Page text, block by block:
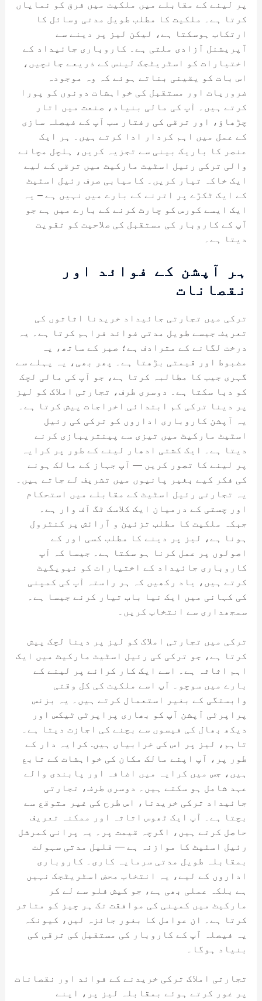
پر لینے کے مقابلے میں ملکیت میں فرق کو نمایاں
کرتا ہے۔ ملکیت کا مطلب طویل مدتی وسائل کا
ارتکاب ہوسکتا ہے، لیکن لیز پر دینے سے
آپریشنل آزادی ملتی ہے۔ کاروباری جائیداد کے
اختیارات کو اسٹریٹجک لینس کے ذریعے جانچیں،
اس بات کو یقینی بناتے ہوئے کہ وہ موجودہ
ضروریات اور مستقبل کی خواہشات دونوں کو پورا
کرتے ہیں۔ آپ کی مالی بنیاد، صنعت میں اتار
چڑھاؤ، اور ترقی کی رفتار سب آپ کے فیصلہ سازی
کے عمل میں اہم کردار ادا کرتے ہیں۔ ہر ایک
عنصر کا باریک بینی سے تجزیہ کریں، ہلچل مچانے
والی ترکی رئیل اسٹیٹ مارکیٹ میں ترقی کے لیے
ایک خاکہ تیار کریں۔ کامیابی صرف رئیل اسٹیٹ
کے ایک ٹکڑے پر اترنے کے بارے میں نہیں ہے – یہ
ایک ایسے کورس کو چارٹ کرنے کے بارے میں ہے جو
آپ کے کاروبار کی مستقبل کی صلاحیت کو تقویت
دیتا ہے۔
ہر آپشن کے فوائد اور
نقصانات
ترکی میں تجارتی جائیداد خریدنا اثاثوں کی
تعریف جیسے طویل مدتی فوائد فراہم کرتا ہے۔ یہ
درخت لگانے کے مترادف ہے؛ صبر کے ساتھ، یہ
مضبوط اور قیمتی بڑھتا ہے۔ پھر بھی، یہ پہلے سے
گہری جیب کا مطالبہ کرتا ہے، جو آپ کی مالی لچک
کو دبا سکتا ہے۔ دوسری طرف، تجارتی املاک کو لیز
پر دینا ترکی کم ابتدائی اخراجات پیش کرتا ہے۔
یہ آپشن کاروباری اداروں کو ترکی کی رئیل
اسٹیٹ مارکیٹ میں تیزی سے پینتریبازی کرنے
دیتا ہے۔ ایک کشتی ادھار لینے کے طور پر کرایہ
پر لینے کا تصور کریں — آپ جہاز کے مالک ہونے
کی فکر کیے بغیر پانیوں میں تشریف لے جاتے ہیں۔
یہ تجارتی رئیل اسٹیٹ کے مقابلے میں استحکام
اور چستی کے درمیان ایک کلاسک ٹگ آف وار ہے۔
جبکہ ملکیت کا مطلب تزئین و آرائش پر کنٹرول
ہونا ہے، لیز پر دینے کا مطلب کسی اور کے
اصولوں پر عمل کرنا ہو سکتا ہے۔ جیسا کہ آپ
کاروباری جائیداد کے اختیارات کو نیویگیٹ
کرتے ہیں، یاد رکھیں کہ ہر راستہ آپ کی کمپنی
کی کہانی میں ایک نیا باب تیار کرنے جیسا ہے۔
سمجھداری سے انتخاب کریں۔
ترکی میں تجارتی املاک کو لیز پر دینا لچک پیش
کرتا ہے، جو ترکی کی رئیل اسٹیٹ مارکیٹ میں ایک
اہم اثاثہ ہے۔ اسے ایک کار کرائے پر لینے کے
بارے میں سوچو۔ آپ اسے ملکیت کی کل وقتی
وابستگی کے بغیر استعمال کرتے ہیں۔ یہ بزنس
پراپرٹی آپشن آپ کو بھاری پراپرٹی ٹیکس اور
دیکھ بھال کی فیسوں سے بچنے کی اجازت دیتا ہے۔
تاہم، لیز پر اس کی خرابیاں ہیں. کرایہ دار کے
طور پر، آپ اپنے مالک مکان کی خواہشات کے تابع
ہیں، جس میں کرایہ میں اضافہ اور پابندی والے
عہد شامل ہو سکتے ہیں۔ دوسری طرف، تجارتی
جائیداد ترکی خریدنا، اس طرح کی غیر متوقع سے
بچتا ہے۔ آپ ایک ٹھوس اثاثہ اور ممکنہ تعریف
حاصل کرتے ہیں، اگرچہ قیمت پر۔ یہ پرانی کمرشل
رئیل اسٹیٹ کا موازنہ ہے — قلیل مدتی سہولت
بمقابلہ طویل مدتی سرمایہ کاری۔ کاروباری
اداروں کے لیے، یہ انتخاب محض اسٹریٹجک نہیں
ہے بلکہ عملی بھی ہے، جو کیش فلو سے لے کر
مارکیٹ میں کمپنی کی موافقت تک ہر چیز کو متاثر
کرتا ہے۔ ان عوامل کا بغور جائزہ لیں، کیونکہ
یہ فیصلہ آپ کے کاروبار کی مستقبل کی ترقی کی
بنیاد ہوگا۔
تجارتی املاک ترکی خریدنے کے فوائد اور نقصانات
پر غور کرتے ہوئے بمقابلہ لیز پر، اپنے